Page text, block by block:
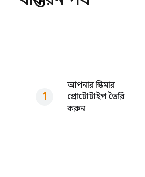
আপনার স্কিমার
প্রোটোটাইপ তৈরি
করুন